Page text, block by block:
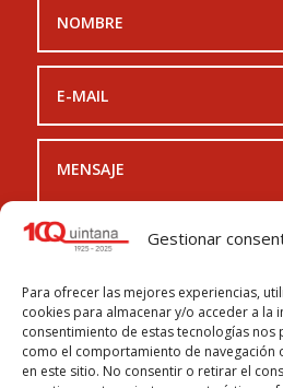
Gestionar
Para ofrecer las mejores experiencias,
cookies para almacenar y/o acceder a la
consentimiento de estas tecnologías
como el comportamiento de navegación
en este sitio. No consentir o retirar el
.
HE LEÍDO Y ACEPTO LA